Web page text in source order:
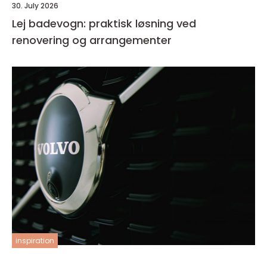
30. July 2026
Lej badevogn: praktisk løsning ved
renovering og arrangementer
inspiration